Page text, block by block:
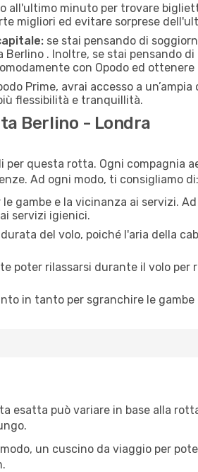
all'ultimo minuto per trovare
migliori ed evitare sorprese
se stai pensando di
Berlino . Inoltre, se stai pensando
con Opodo ed
Prime, avrai accesso a
flessibilità e tranquillità.
Berlino - Londra
questa rotta. Ogni compagnia
Ad ogni modo, ti consigliamo di:
gambe e la vicinanza ai servizi.
servizi igienici.
del volo, poiché l'aria della
poter rilassarsi durante il volo per
in tanto per sgranchire le
esatta può variare in base alla
un cuscino da viaggio per